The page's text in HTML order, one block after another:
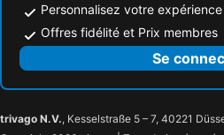
Personnalisez votre expérience
Offres fidélité et Prix membres
Se
trivago N.V., Kesselstraße 5 – 7, 40221